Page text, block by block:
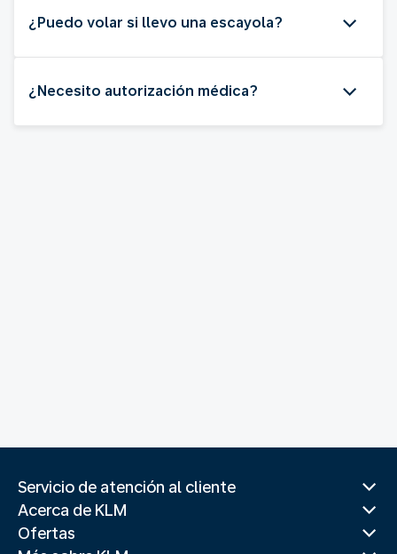
¿Puedo volar si llevo una escayola?
¿Necesito autorización médica?
Servicio de atención al cliente
Acerca de KLM
Ofertas